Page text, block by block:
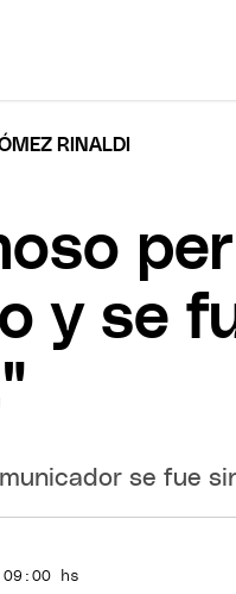
RINALDI
y se
se fue
hs